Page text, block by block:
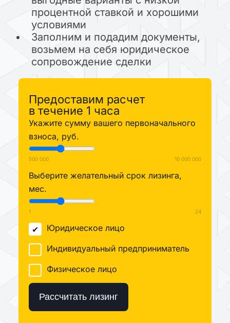
процентной ставкой и хорошими
условиями
Заполним и подадим документы,
возьмем на себя юридическое
сопровождение сделки
Предоставим расчет
в течение 1 часа
Укажите сумму вашего первоначального
взноса, руб.
500 000 10 000 000
Выберите желательный срок лизинга,
мес.
1 24
Юридическое лицо
Индивидуальный предприниматель
Физическое лицо
Рассчитать лизинг